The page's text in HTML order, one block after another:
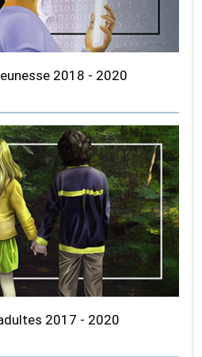
2018 - 2020
2017 - 2020